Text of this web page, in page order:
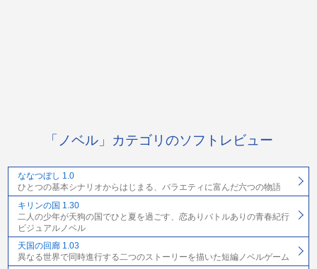
「ノベル」カテゴリのソフトレビュー
ななつぼし 1.0
ひとつの基本シナリオからはじまる、バラエティに富んだ六つの物語
キリンの国 1.30
二人の少年が天狗の国でひと夏を過ごす、恋ありバトルありの青春紀行
ビジュアルノベル
天国の回廊 1.03
異なる世界で同時進行する二つのストーリーを描いた短編ノベルゲーム